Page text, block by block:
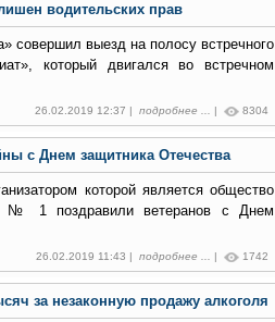
водительских прав
совершил выезд на полосу встречного
который двигался во встречном
26.02.2019 12:37 | подробнее ... | 8304
с Днем защитника Отечества
которой является общество
№ 1 поздравили ветеранов с Днем
26.02.2019 11:43 | подробнее ... | 1742
за незаконную продажу алкоголя